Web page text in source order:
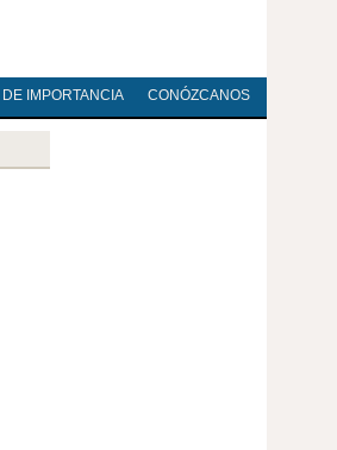
DE IMPORTANCIA CONÓZCANOS